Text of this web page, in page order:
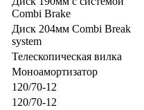
Combi Brake
Диск 204мм Combi Break
system
Телескопическая вилка
Моноамортизатор
120/70-12
120/70-12